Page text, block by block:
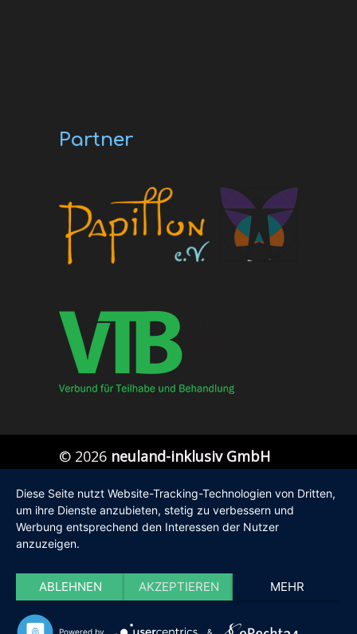
Partner
© 2026 neuland-inklusiv GmbH
Diese Seite nutzt Website-Tracking-Technologien von Dritten,
um ihre Dienste anzubieten, stetig zu verbessern und
Werbung entsprechend den Interessen der Nutzer
anzuzeigen.
ABLEHNEN AKZEPTIEREN MEHR
Powered by &